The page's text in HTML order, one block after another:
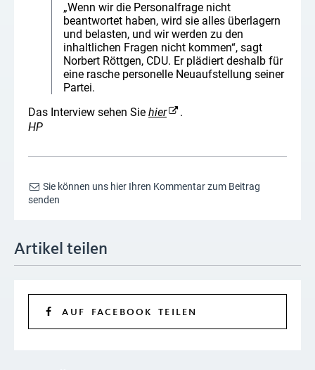
„Wenn wir die Personalfrage nicht
beantwortet haben, wird sie alles überlagern
und belasten, und wir werden zu den
inhaltlichen Fragen nicht kommen“, sagt
Norbert Röttgen, CDU. Er plädiert deshalb für
eine rasche personelle Neuaufstellung seiner
Partei.
Das Interview sehen Sie hier
.
HP
Sie können uns hier Ihren Kommentar zum Beitrag
senden
Artikel teilen
AUF FACEBOOK TEILEN